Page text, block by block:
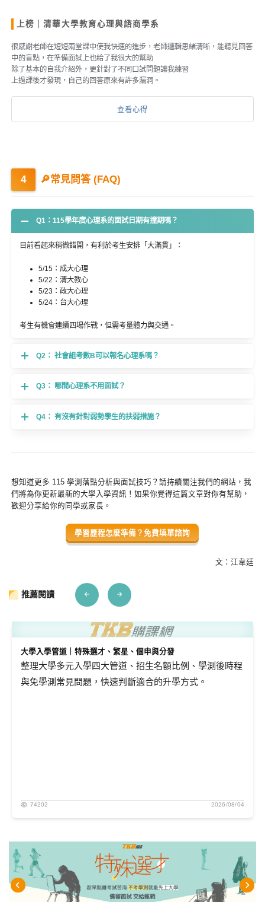
上榜｜清華大學教育心理與諮商學系
很感謝老師在短短兩堂課中使我快速的進步，老師邏輯思緒清晰，能聽見回答
中的盲點，在準備面試上也給了我很大的幫助
除了基本的自我介紹外，更針對了不同口試問題讓我練習
上過課後才發現，自己的回答原來有許多漏洞。
查看心得
🔎常見問答 (FAQ)
Q1：115學年度心理系的面試日期有撞期嗎？
目前看起來稍微錯開，有利於考生安排「大滿貫」：
5/15：成大心理
5/22：清大教心
5/23：政大心理
5/24：台大心理
考生有機會連續四場作戰，但需考量體力與交通。
Q2： 社會組考數B可以報名心理系嗎？
Q3： 哪間心理系不用面試？
Q4： 有沒有針對弱勢學生的扶弱措施？
想知道更多 115 學測落點分析與面試技巧？請持續關注我們的網站，我
們將為你更新最新的大學入學資訊！如果你覺得這篇文章對你有幫助，
歡迎分享給你的同學或家長。
學習歷程怎麼準備？免費填單諮詢
文：江韋廷
推薦閱讀
大學入學管道｜特殊選才、繁星、個申與分發
整理大學多元入學四大管道、招生名額比例、學測後時程
與免學測常見問題，快速判斷適合的升學方式。
74202 2026/08/04